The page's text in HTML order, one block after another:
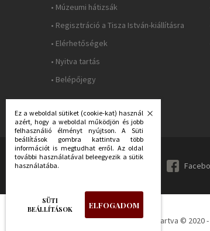
• Múzeumi hátizsák
• Regisztráció a Tisza István-kiállításra
• Elérhetőségek
• Nyitva tartás
• Belépőjegy
KÖVESS MINKET:
Déri Múzeum - Minden jog fenntartva © 2020
Ez a weboldal sütiket (cookie-kat) használ
azért, hogy a weboldal működjön és jobb
felhasználió élményt nyújtson. A Süti
beállítások gombra kattintva több
információt is megtudhat erről. Az oldal
további használatával beleegyezik a sütik
használatába.
SÜTI
BEÁLLÍTÁSOK
ELFOGADOM